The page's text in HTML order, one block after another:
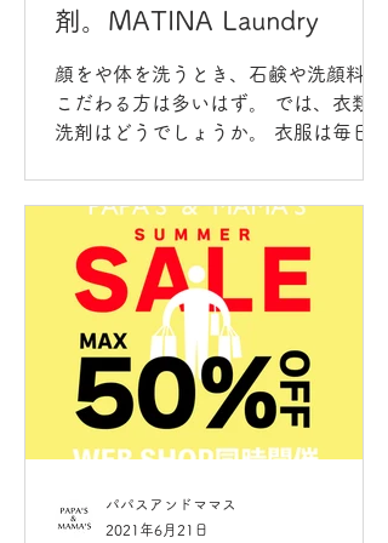
剤。MATINA Laundry
顔をや体を洗うとき、石鹸や洗顔料に
こだわる方は多いはず。 では、衣類用
洗剤はどうでしょうか。 衣服は毎日身
わるのと同じく、ずっと体に触れる衣
服にもこだわりを。...
パパスアンドママス
2021年6月21日